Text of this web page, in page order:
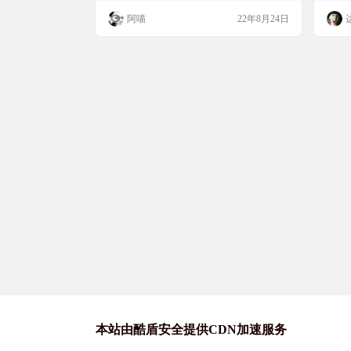
阿喵 22年8月24日
本站由酷盾安全提供CDN加速服务